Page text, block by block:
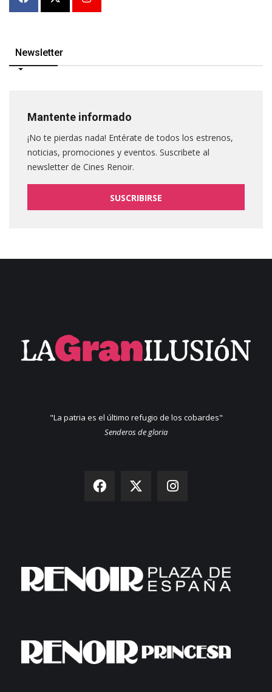
Newsletter
Mantente informado
¡No te pierdas nada! Entérate de todos los estrenos,
noticias, promociones y eventos. Suscribete al
newsletter de Cines Renoir.
SUSCRIBIRSE
"La patria es el último refugio de los cobardes"
Senderos de gloria